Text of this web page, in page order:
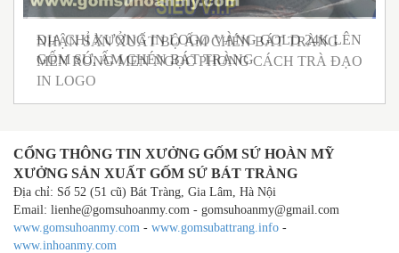
NHẬN SẢN XUẤT BỘ ẤM CHÉN BÁT TRÀNG
MEN RONG MEN NGỌC PHONG CÁCH TRÀ ĐẠO
IN LOGO
CỔNG THÔNG TIN XƯỞNG GỐM SỨ HOÀN MỸ
XƯỞNG SẢN XUẤT GỐM SỨ BÁT TRÀNG
Địa chỉ: Số 52 (51 cũ) Bát Tràng, Gia Lâm, Hà Nội
Email: lienhe@gomsuhoanmy.com - gomsuhoanmy@gmail.com
www.gomsuhoanmy.com - www.gomsubattrang.info -
www.inhoanmy.com